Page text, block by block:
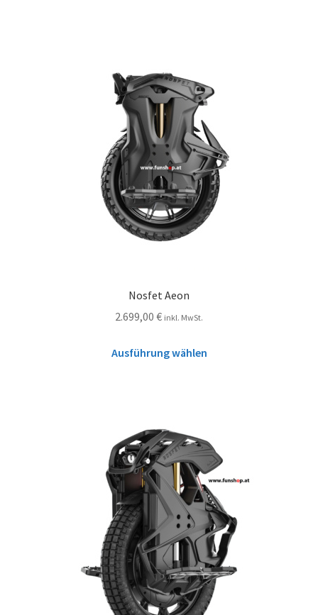
Nosfet Aeon
2.699,00 € inkl. MwSt.
Ausführung wählen